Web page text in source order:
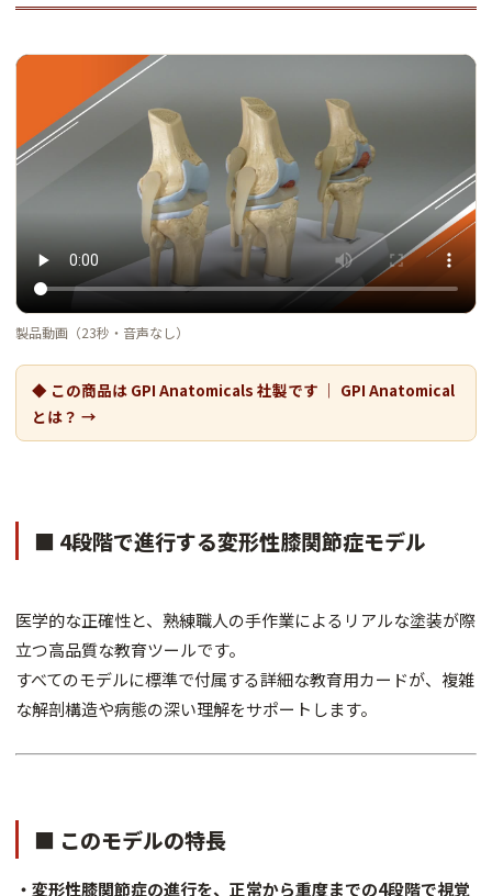
製品動画（23秒・音声なし）
◆ この商品は GPI Anatomicals 社製です ｜ GPI Anatomical
とは？ →
■ 4段階で進行する変形性膝関節症モデル
医学的な正確性と、熟練職人の手作業によるリアルな塗装が際
立つ高品質な教育ツールです。
すべてのモデルに標準で付属する詳細な教育用カードが、複雑
な解剖構造や病態の深い理解をサポートします。
■ このモデルの特長
・変形性膝関節症の進行を、正常から重度までの4段階で視覚